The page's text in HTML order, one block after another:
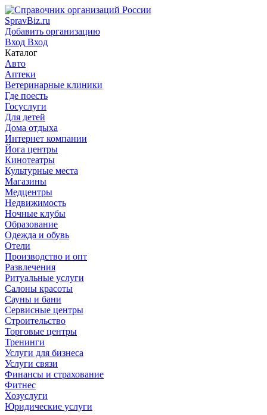
SpravBiz.ru
Добавить организацию
Вход Вход
Каталог
Авто
Аптеки
Ветеринарные клиники
Где поесть
Госуслуги
Для детей
Дома отдыха
Интернет компании
Йога центры
Кинотеатры
Культурные места
Магазины
Медцентры
Недвижимость
Ночные клубы
Образование
Одежда и обувь
Отели
Производство и опт
Развлечения
Ритуальные услуги
Салоны красоты
Сауны и бани
Сервисные центры
Строительство
Торговые центры
Тренинги
Услуги для бизнеса
Услуги связи
Финансы и страхование
Фитнес
Хозуслуги
Юридические услуги